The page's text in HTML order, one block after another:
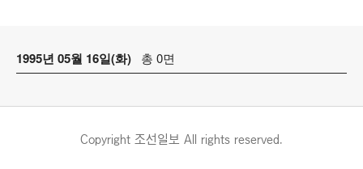
1995년 05월 16일(화) 총 0면
Copyright 조선일보 All rights reserved.